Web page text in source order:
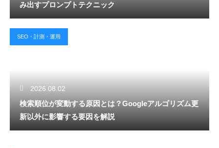
み出すプロンプトテクニック
SEO・計測・運用
2026.08.02
検索順位が変動する原因とは？Googleアルゴリズム更
新以外に影響する要因を解説